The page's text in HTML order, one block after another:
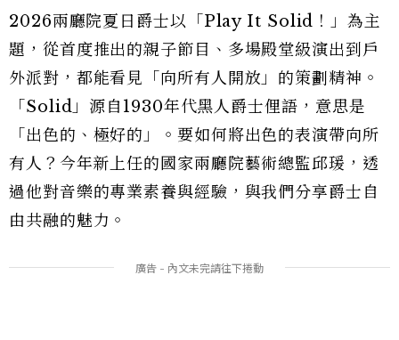
2026兩廳院夏日爵士以「Play It Solid！」為主
題，從首度推出的親子節目、多場殿堂級演出到戶
外派對，都能看見「向所有人開放」的策劃精神。
「Solid」源自1930年代黑人爵士俚語，意思是
「出色的、極好的」。要如何將出色的表演帶向所
有人？今年新上任的國家兩廳院藝術總監邱瑗，透
過他對音樂的專業素養與經驗，與我們分享爵士自
由共融的魅力。